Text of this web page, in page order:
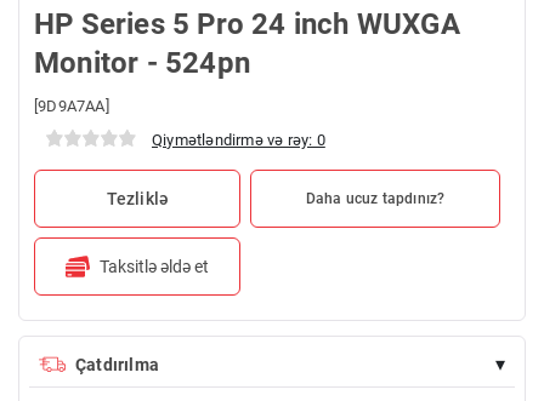
HP Series 5 Pro 24 inch WUXGA
Monitor - 524pn
[9D9A7AA]
Qiymətləndirmə və rəy: 0
Tezliklə Daha ucuz tapdınız?
Taksitlə əldə et
Çatdırılma ▾